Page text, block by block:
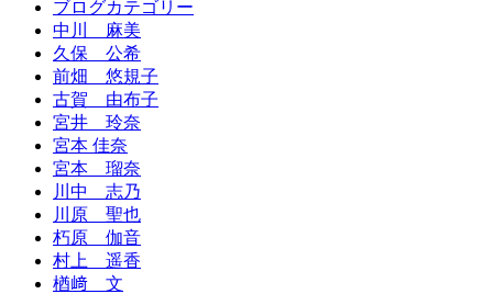
ブログカテゴリー
中川 麻美
久保 公希
前畑 悠規子
古賀 由布子
宮井 玲奈
宮本 佳奈
宮本 瑠奈
川中 志乃
川原 聖也
朽原 伽音
村上 遥香
楢﨑 文